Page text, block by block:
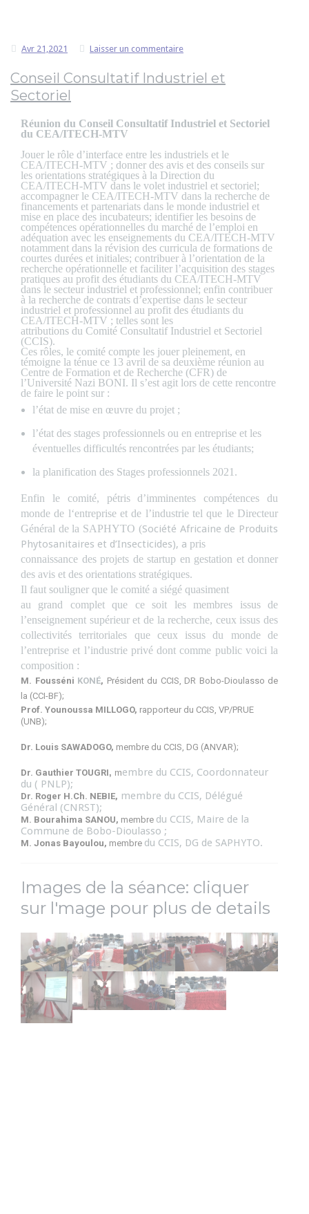
Avr 21,2021 Laisser un commentaire
Conseil Consultatif Industriel et
Sectoriel
Réunion du Conseil Consultatif Industriel et Sectoriel
du CEA/ITECH-MTV
Jouer le rôle d’interface entre les industriels et le
CEA/ITECH-MTV ; donner des avis et des conseils sur
les orientations stratégiques à la Direction du
CEA/ITECH-MTV dans le volet industriel et sectoriel;
accompagner le CEA/ITECH-MTV dans la recherche de
financements et partenariats dans le monde industriel et
mise en place des incubateurs; identifier les besoins de
compétences opérationnelles du marché de l’emploi en
adéquation avec les enseignements du CEA/ITECH-MTV
notamment dans la révision des curricula de formations de
courtes durées et initiales; contribuer à l’orientation de la
recherche opérationnelle et faciliter l’acquisition des stages
pratiques au profit des étudiants du CEA/ITECH-MTV
dans le secteur industriel et professionnel; enfin contribuer
à la recherche de contrats d’expertise dans le secteur
industriel et professionnel au profit des étudiants du
CEA/ITECH-MTV ; telles sont les
attributions du Comité Consultatif Industriel et Sectoriel
(CCIS).
Ces rôles, le comité compte les jouer pleinement, en
témoigne la ténue ce 13 avril de sa deuxième réunion au
Centre de Formation et de Recherche (CFR) de
l’Université Nazi BONI. Il s’est agit lors de cette rencontre
de faire le point sur :
l’état de mise en œuvre du projet ;
l’état des stages professionnels ou en entreprise et les
éventuelles difficultés rencontrées par les étudiants;
la planification des Stages professionnels 2021.
Enfin le comité, pétris d’imminentes compétences du
mondede l‘entreprise et de l’industrie tel que le Directeur
Général de la SAPHYTO (Société Africaine de Produits
Phytosanitaires et d’Insecticides), a pris
connaissance des projets de startup en gestation et donner
des avis et des orientations stratégiques.
Il faut souligner que le comité a siégé quasiment
au grand complet que ce soit les membres issus de
l’enseignement supérieur et de la recherche, ceux issus des
collectivités territoriales que ceux issus du monde de
l’entreprise et l’industrie privé dont comme public voici la
composition :
M. Fousséni KONÉ, Président du CCIS, DR Bobo-Dioulasso de
la (CCI-BF);
Prof. Younoussa MILLOGO, rapporteur du CCIS, VP/PRUE
(UNB);
Dr. Louis SAWADOGO, membre du CCIS, DG (ANVAR);
Dr. Gauthier TOUGRI, membre du CCIS, Coordonnateur
du ( PNLP);
Dr. Roger H.Ch. NEBIE, membre du CCIS, Délégué
Général (CNRST);
M. Bourahima SANOU, membre du CCIS, Maire de la
Commune de Bobo-Dioulasso ;
M. Jonas Bayoulou, membre du CCIS, DG de SAPHYTO.
Images de la séance: cliquer
sur l'mage pour plus de details